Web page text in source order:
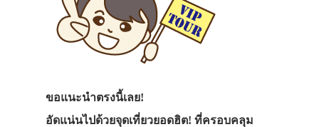
ขอแนะนำตรงนี้เลย!
อัดแน่นไปด้วยจุดเที่ยวยอดฮิต! ที่ครอบคลุม